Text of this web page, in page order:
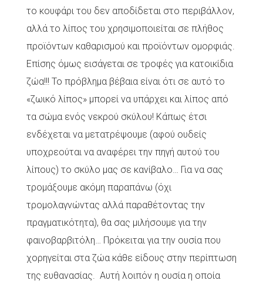
το κουφάρι του δεν αποδίδεται στο περιβάλλον,
αλλά το λίπος του χρησιμοποιείται σε πλήθος
προϊόντων καθαρισμού και προϊόντων ομορφιάς.
Επίσης όμως εισάγεται σε τροφές για κατοικίδια
ζώα!!! Το πρόβλημα βέβαια είναι ότι σε αυτό το
«ζωικό λίπος» μπορεί να υπάρχει και λίπος από
τα σώμα ενός νεκρού σκύλου! Κάπως έτσι
ενδέχεται να μετατρέψουμε (αφού ουδείς
υποχρεούται να αναφέρει την πηγή αυτού του
λίπους) το σκύλο μας σε κανίβαλο… Για να σας
τρομάξουμε ακόμη παραπάνω (όχι
τρομολαγνώντας αλλά παραθέτοντας την
πραγματικότητα), θα σας μιλήσουμε για την
φαινοβαρβιτόλη… Πρόκειται για την ουσία που
χορηγείται στα ζώα κάθε είδους στην περίπτωση
της ευθανασίας. Αυτή λοιπόν η ουσία η οποία